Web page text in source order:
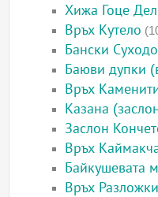
Хижа Гоце
Връх Кутело
Бански
Баюви дупки
Връх
Казана
Заслон
Връх
Байкушевата
Връх